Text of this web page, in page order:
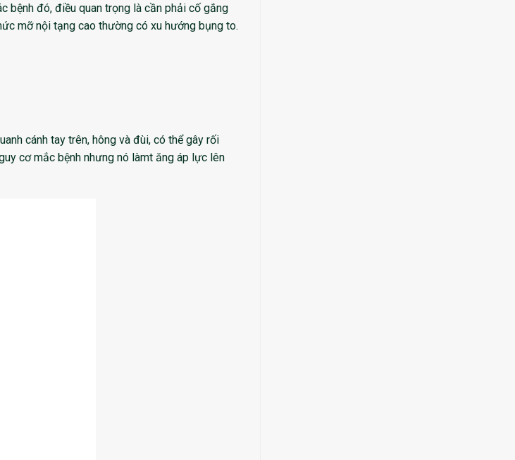
bệnh đó, điều quan trọng là cần phải cố gắng
mỡ nội tạng cao thường có xu hướng bụng to.
cánh tay trên, hông và đùi, có thể gây rối
cơ mắc bệnh nhưng nó làmt ăng áp lực lên